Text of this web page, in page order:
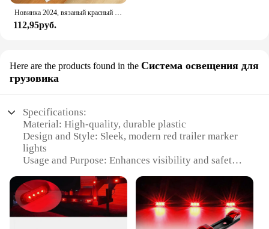
Новинка 2024, вязаный красный шарф для женщин, зимний простой классический однотонный шарф, мужской шарф для пар, новый мягкий теплый шерстяной шарф
112,95руб.
Here are the products found in the Система освещения для
грузовика
Specifications:
Material: High-quality, durable plastic
Design and Style: Sleek, modern red trailer marker
lights
Usage and Purpose: Enhances visibility and safety
Typical Adaptive Scenario: Ideal for various towing
scenarios, including commercial and personal use
Shape or Size or Weight or Quantity: Compact and
lightweight, available in sets for easy installation